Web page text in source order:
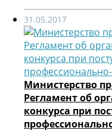
31.05.2017
Министерство
Регламент об
конкурса при